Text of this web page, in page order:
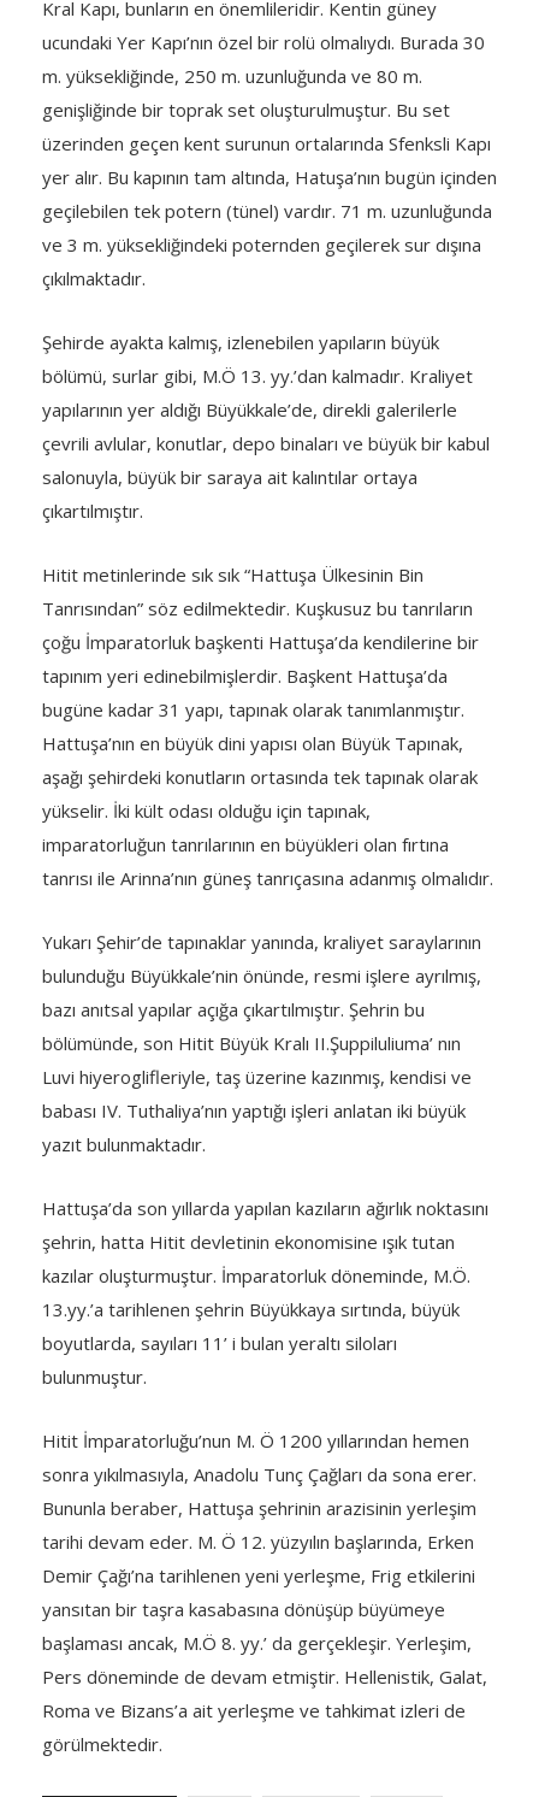
Kral Kapı, bunların en önemlileridir. Kentin güney
ucundaki Yer Kapı’nın özel bir rolü olmalıydı. Burada 30
m. yüksekliğinde, 250 m. uzunluğunda ve 80 m.
genişliğinde bir toprak set oluşturulmuştur. Bu set
üzerinden geçen kent surunun ortalarında Sfenksli Kapı
yer alır. Bu kapının tam altında, Hatuşa’nın bugün içinden
geçilebilen tek potern (tünel) vardır. 71 m. uzunluğunda
ve 3 m. yüksekliğindeki poternden geçilerek sur dışına
çıkılmaktadır.
Şehirde ayakta kalmış, izlenebilen yapıların büyük
bölümü, surlar gibi, M.Ö 13. yy.’dan kalmadır. Kraliyet
yapılarının yer aldığı Büyükkale’de, direkli galerilerle
çevrili avlular, konutlar, depo binaları ve büyük bir kabul
salonuyla, büyük bir saraya ait kalıntılar ortaya
çıkartılmıştır.
Hitit metinlerinde sık sık “Hattuşa Ülkesinin Bin
Tanrısından” söz edilmektedir. Kuşkusuz bu tanrıların
çoğu İmparatorluk başkenti Hattuşa’da kendilerine bir
tapınım yeri edinebilmişlerdir. Başkent Hattuşa’da
bugüne kadar 31 yapı, tapınak olarak tanımlanmıştır.
Hattuşa’nın en büyük dini yapısı olan Büyük Tapınak,
aşağı şehirdeki konutların ortasında tek tapınak olarak
yükselir. İki kült odası olduğu için tapınak,
imparatorluğun tanrılarının en büyükleri olan fırtına
tanrısı ile Arinna’nın güneş tanrıçasına adanmış olmalıdır.
Yukarı Şehir’de tapınaklar yanında, kraliyet saraylarının
bulunduğu Büyükkale’nin önünde, resmi işlere ayrılmış,
bazı anıtsal yapılar açığa çıkartılmıştır. Şehrin bu
bölümünde, son Hitit Büyük Kralı II.Şuppiluliuma’ nın
Luvi hiyeroglifleriyle, taş üzerine kazınmış, kendisi ve
babası IV. Tuthaliya’nın yaptığı işleri anlatan iki büyük
yazıt bulunmaktadır.
Hattuşa’da son yıllarda yapılan kazıların ağırlık noktasını
şehrin, hatta Hitit devletinin ekonomisine ışık tutan
kazılar oluşturmuştur. İmparatorluk döneminde, M.Ö.
13.yy.’a tarihlenen şehrin Büyükkaya sırtında, büyük
boyutlarda, sayıları 11’ i bulan yeraltı siloları
bulunmuştur.
Hitit İmparatorluğu’nun M. Ö 1200 yıllarından hemen
sonra yıkılmasıyla, Anadolu Tunç Çağları da sona erer.
Bununla beraber, Hattuşa şehrinin arazisinin yerleşim
tarihi devam eder. M. Ö 12. yüzyılın başlarında, Erken
Demir Çağı’na tarihlenen yeni yerleşme, Frig etkilerini
yansıtan bir taşra kasabasına dönüşüp büyümeye
başlaması ancak, M.Ö 8. yy.’ da gerçekleşir. Yerleşim,
Pers döneminde de devam etmiştir. Hellenistik, Galat,
Roma ve Bizans’a ait yerleşme ve tahkimat izleri de
görülmektedir.